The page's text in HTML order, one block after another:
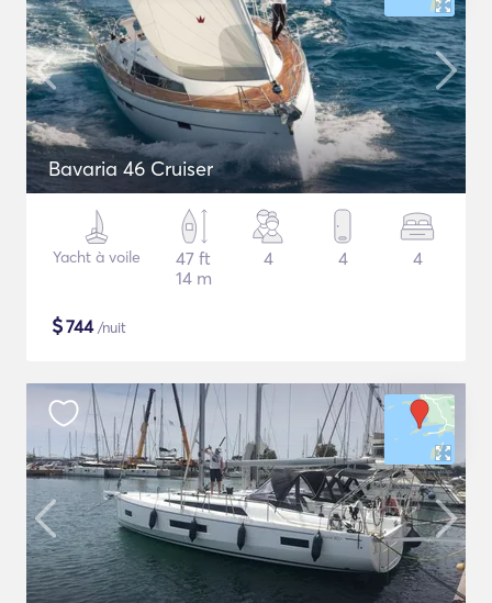
Bavaria 46 Cruiser
Yacht à voile
47 ft
14 m
4 4 4
$744/nuit